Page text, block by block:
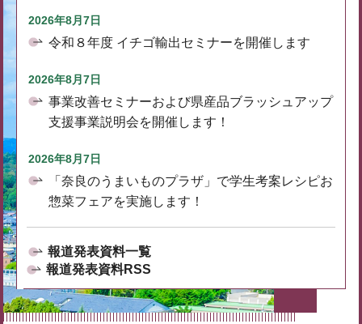
2026年8月7日
令和８年度 イチゴ輸出セミナーを開催します
2026年8月7日
事業改善セミナーおよび県産品ブラッシュアップ
支援事業説明会を開催します！
2026年8月7日
「奈良のうまいものプラザ」で学生考案レシピお
惣菜フェアを実施します！
報道発表資料一覧
報道発表資料RSS